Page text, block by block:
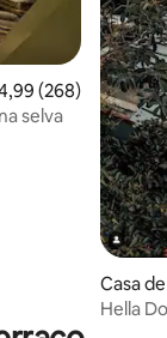
de uma
(268)
selva
Casa
Hella